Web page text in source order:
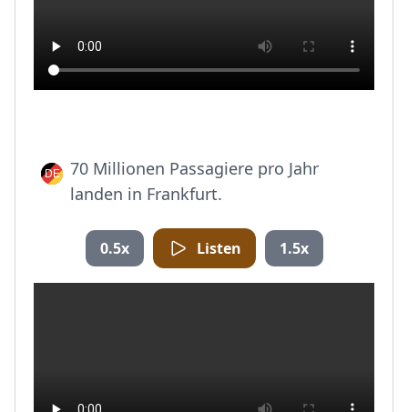
70 Millionen Passagiere pro Jahr
landen in Frankfurt.
0.5x Listen 1.5x